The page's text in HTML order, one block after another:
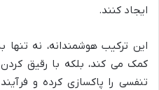
ایجاد کنند.
این ترکیب هوشمندانه، نه
کمک می کند، بلکه با رقیق
تنفسی را پاکسازی کرده و